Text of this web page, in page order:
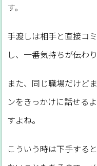
す。
手渡しは相手と直接コ
し、一番気持ちが伝わ
また、同じ職場だけど
ンをきっかけに話せる
すよね。
こういう時は下手する